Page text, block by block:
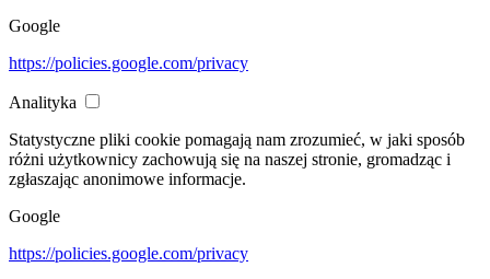
Google
https://policies.google.com/privacy
Analityka
Statystyczne pliki cookie pomagają nam zrozumieć, w jaki sposób
różni użytkownicy zachowują się na naszej stronie, gromadząc i
zgłaszając anonimowe informacje.
Google
https://policies.google.com/privacy